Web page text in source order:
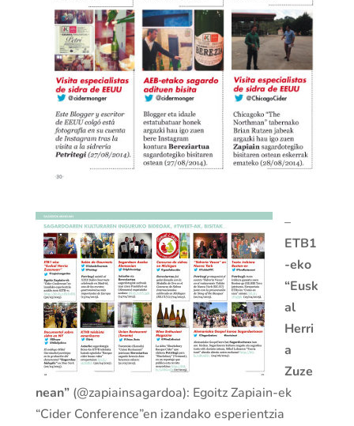
–
ETB1
-eko
“Eusk
al
Herri
a
Zuze
nean”(@zapiainsagardoa): Egoitz Zapiain-ek
“Cider Conference”en izandako esperientzia